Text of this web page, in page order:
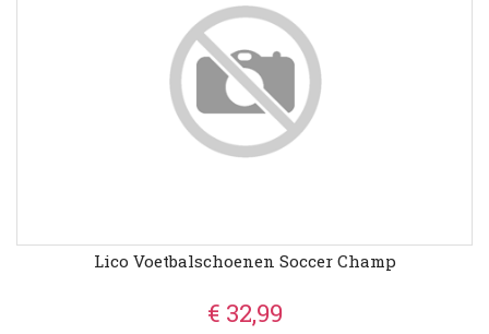
Lico Voetbalschoenen Soccer Champ
€ 32,99